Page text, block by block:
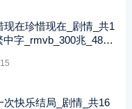
现在珍惜现在_剧情_共1
字_rmvb_300兆_480p
次快乐结局_剧情_共16